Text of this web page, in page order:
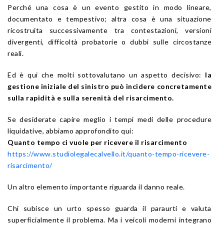
Perché una cosa è un evento gestito in modo lineare,
documentato e tempestivo; altra cosa è una situazione
ricostruita successivamente tra contestazioni, versioni
divergenti, difficoltà probatorie o dubbi sulle circostanze
reali.
Ed è qui che molti sottovalutano un aspetto decisivo: la
gestione iniziale del sinistro può incidere concretamente
sulla rapidità e sulla serenità del risarcimento.
Se desiderate capire meglio i tempi medi delle procedure
liquidative, abbiamo approfondito qui:
Quanto tempo ci vuole per ricevere il risarcimento
https://www.studiolegalecalvello.it/quanto-tempo-ricevere-
risarcimento/
Un altro elemento importante riguarda il danno reale.
Chi subisce un urto spesso guarda il paraurti e valuta
superficialmente il problema. Ma i veicoli moderni integrano